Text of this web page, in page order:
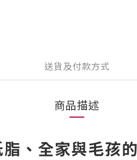
送貨及付款方式
商品描述
、全家與毛孩